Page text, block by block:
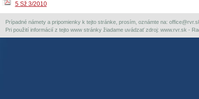
5 Sž 3/2010
Prípadné námety a pripomienky k tejto stránke, prosím, oznámte na:
Pri použití informácií z tejto www stránky žiadame uvádzať zdroj: www.rvr.sk -